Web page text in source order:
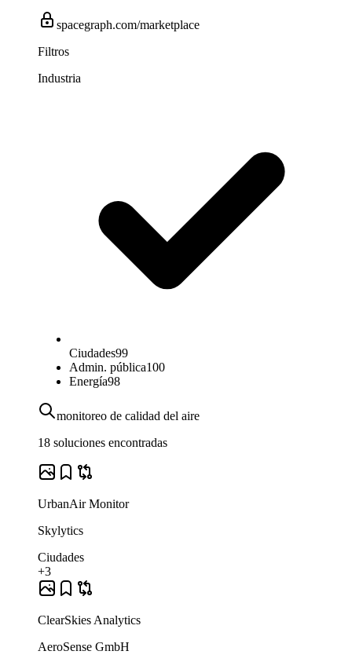
spacegraph.com/marketplace
Filtros
Industria
Ciudades99
Admin. pública100
Energía98
monitoreo de calidad del aire
18 soluciones encontradas
UrbanAir Monitor
Skylytics
Ciudades
+3
ClearSkies Analytics
AeroSense GmbH